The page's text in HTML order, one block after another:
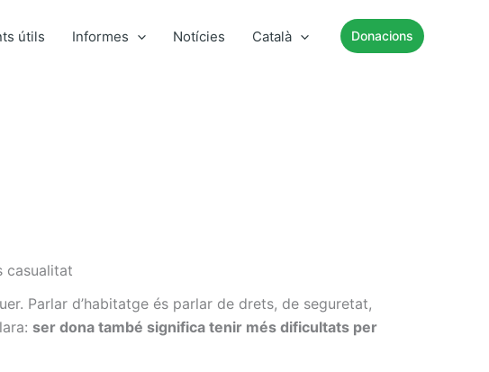
útils Informes Notícies Català Donacions
casualitat
Parlar d’habitatge és parlar de drets, de seguretat,
ser dona també significa tenir més dificultats per